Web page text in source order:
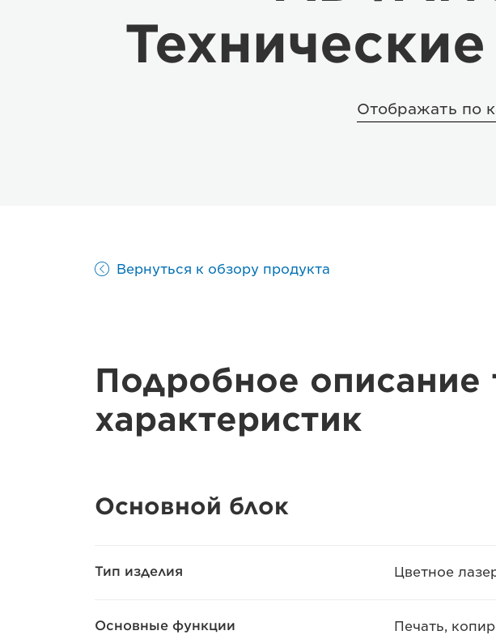
Отображать по
Вернуться к обзору продукта
Подробное описание
характеристик
Основной блок
Тип изделия Цветное
Основные функции
Печать,